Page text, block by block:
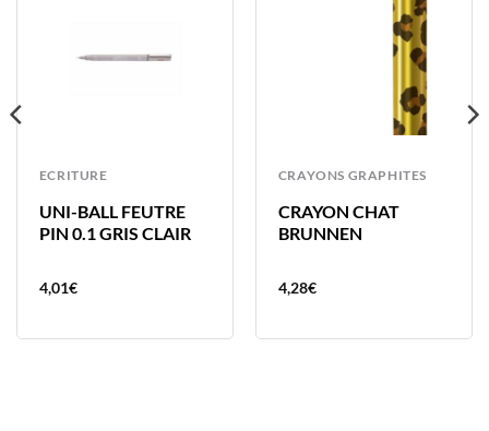
ECRITURE
UNI-BALL FEUTRE
PIN 0.1 GRIS CLAIR
4,01€
CRAYONS GRAPHITES
CRAYON CHAT
BRUNNEN
4,28€